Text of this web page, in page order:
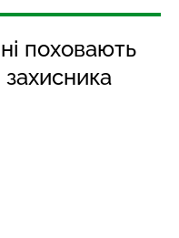
поховають